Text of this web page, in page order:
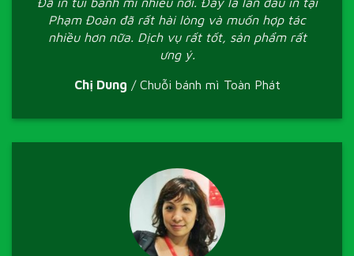
Phạm Đoàn đã rất hài lòng và muốn hợp tác
nhiều hơn nữa. Dịch vụ rất tốt, sản phẩm rất
ưng ý.
Chị Dung / Chuỗi bánh mì Toàn Phát